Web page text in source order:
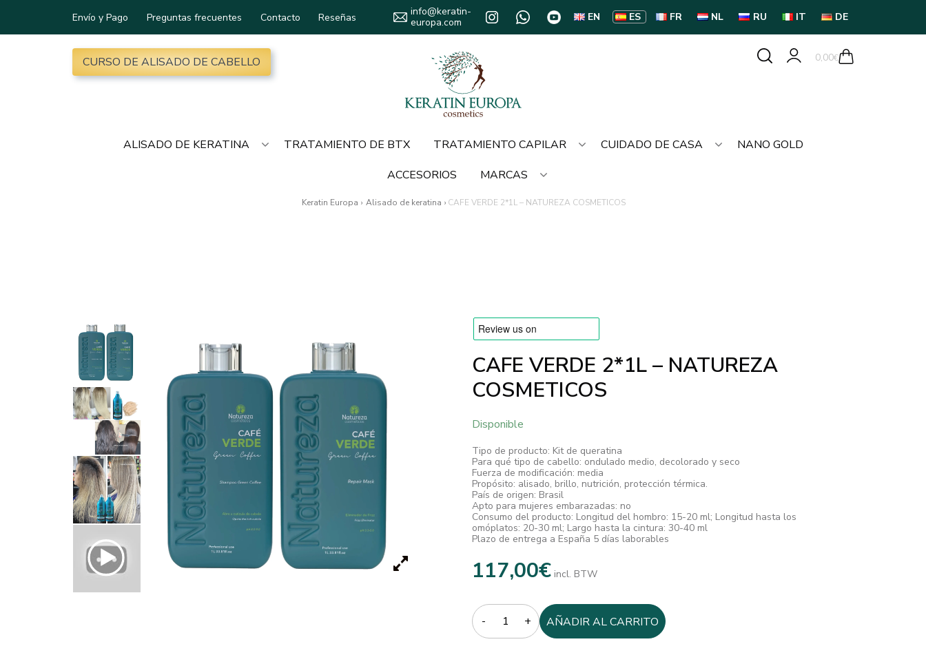
Envío y Pago Preguntas frecuentes Contacto Reseñas
info@keratin-
europa.com
EN ES FR NL RU IT DE
CURSO DE ALISADO DE CABELLO 0,00€
ALISADO DE KERATINA TRATAMIENTO DE BTX TRATAMIENTO CAPILAR CUIDADO DE CASA
NANO GOLD
ACCESORIOS
MARCAS
Keratin Europa › Alisado de keratina › CAFE VERDE 2*1L – NATUREZA COSMETICOS
CAFE VERDE 2*1L – NATUREZA
COSMETICOS
Disponible
Tipo de producto: Kit de queratina
Para qué tipo de cabello: ondulado medio, decolorado y seco
Fuerza de modificación: media
Propósito: alisado, brillo, nutrición, protección térmica.
País de origen: Brasil
Apto para mujeres embarazadas: no
Consumo del producto: Longitud del hombro: 15-20 ml; Longitud hasta los
omóplatos: 20-30 ml; Largo hasta la cintura: 30-40 ml
Plazo de entrega a España 5 días laborables
117,00€ incl. BTW
Quantity
AÑADIR AL CARRITO